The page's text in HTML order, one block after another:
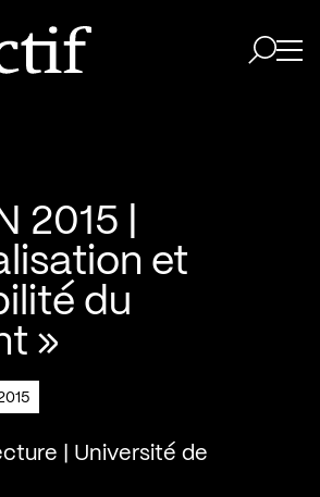
2015 |
et
du
»
| Université de